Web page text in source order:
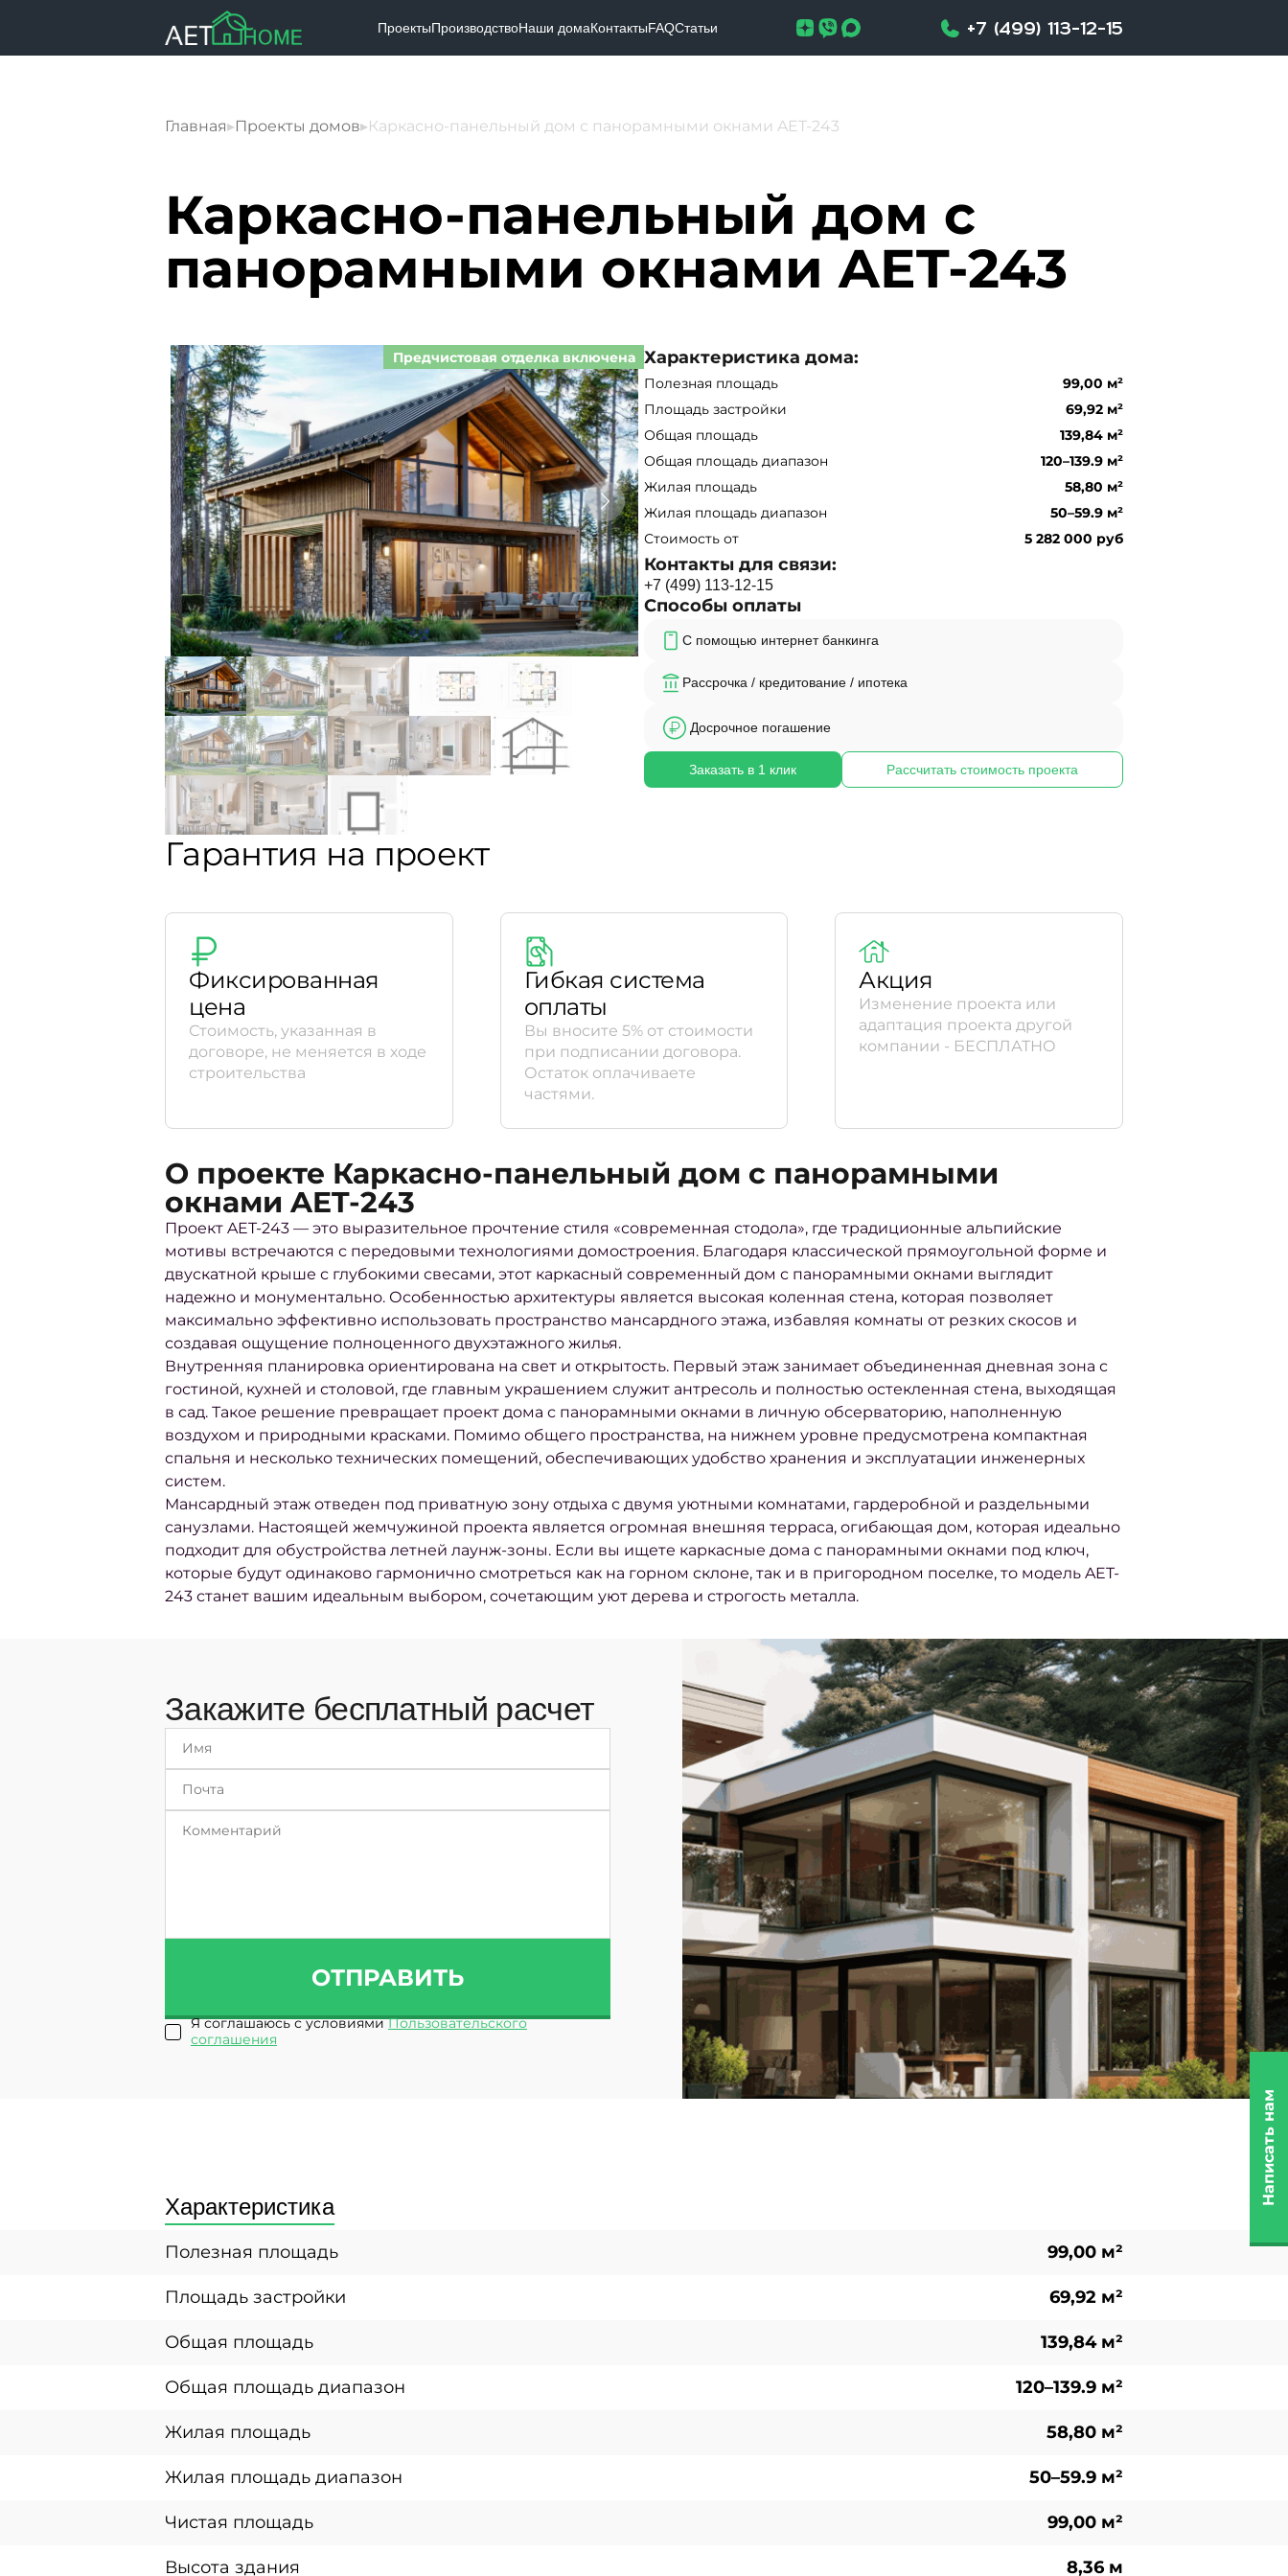
ПроектыПроизводствоНаши домаКонтактыFAQСтатьи +7 (499) 113-12-15
Главная▸Проекты домов▸Каркасно-панельный дом с панорамными окнами AET-243
Каркасно-панельный дом с
панорамными окнами AET-243
Характеристика дома:
Полезная площадь
99,00 м²
Площадь застройки
69,92 м²
Общая площадь
139,84 м²
Общая площадь диапазон
120–139.9 м²
Жилая площадь
58,80 м²
Жилая площадь диапазон
50–59.9 м²
Стоимость от
5 282 000 руб
Контакты для связи:
+7 (499) 113-12-15
Способы оплаты
С помощью интернет банкинга
Рассрочка / кредитование / ипотека
Досрочное погашение
Заказать в 1 клик Рассчитать стоимость проекта
Предчистовая отделка включена
Гарантия на проект
Фиксированная
цена
Стоимость, указанная в
договоре, не меняется в ходе
строительства
Гибкая система
оплаты
Вы вносите 5% от стоимости
при подписании договора.
Остаток оплачиваете
частями.
Акция
Изменение проекта или
адаптация проекта другой
компании - БЕСПЛАТНО
О проекте Каркасно-панельный дом с панорамными
окнами AET-243
Проект AET-243 — это выразительное прочтение стиля «современная стодола», где традиционные альпийские
мотивы встречаются с передовыми технологиями домостроения. Благодаря классической прямоугольной форме и
двускатной крыше с глубокими свесами, этот каркасный современный дом с панорамными окнами выглядит
надежно и монументально. Особенностью архитектуры является высокая коленная стена, которая позволяет
максимально эффективно использовать пространство мансардного этажа, избавляя комнаты от резких скосов и
создавая ощущение полноценного двухэтажного жилья.
Внутренняя планировка ориентирована на свет и открытость. Первый этаж занимает объединенная дневная зона с
гостиной, кухней и столовой, где главным украшением служит антресоль и полностью остекленная стена, выходящая
в сад. Такое решение превращает проект дома с панорамными окнами в личную обсерваторию, наполненную
воздухом и природными красками. Помимо общего пространства, на нижнем уровне предусмотрена компактная
спальня и несколько технических помещений, обеспечивающих удобство хранения и эксплуатации инженерных
систем.
Мансардный этаж отведен под приватную зону отдыха с двумя уютными комнатами, гардеробной и раздельными
санузлами. Настоящей жемчужиной проекта является огромная внешняя терраса, огибающая дом, которая идеально
подходит для обустройства летней лаунж-зоны. Если вы ищете каркасные дома с панорамными окнами под ключ,
которые будут одинаково гармонично смотреться как на горном склоне, так и в пригородном поселке, то модель AET-
243 станет вашим идеальным выбором, сочетающим уют дерева и строгость металла.
Закажите бесплатный расчет
ОТПРАВИТЬ
Я соглашаюсь с условиямиПользовательского
соглашения
Характеристика
Полезная площадь 99,00 м²
Площадь застройки 69,92 м²
Общая площадь 139,84 м²
Общая площадь диапазон 120–139.9 м²
Жилая площадь 58,80 м²
Жилая площадь диапазон 50–59.9 м²
Чистая площадь 99,00 м²
Высота здания 8,36 м
Написать нам